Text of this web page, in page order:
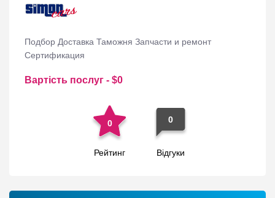
Подбор Доставка Таможня Запчасти и ремонт
Сертификация
Вартість послуг - $0
0
Рейтинг
0
Відгуки